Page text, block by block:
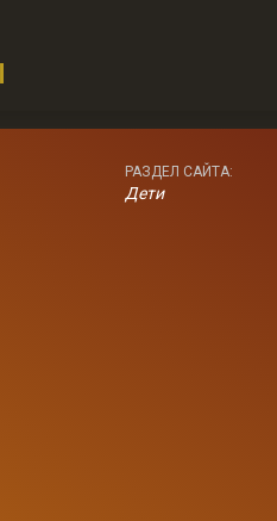
РАЗДЕЛ САЙТА:
Дети